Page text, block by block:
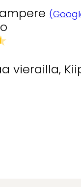
vierailla,